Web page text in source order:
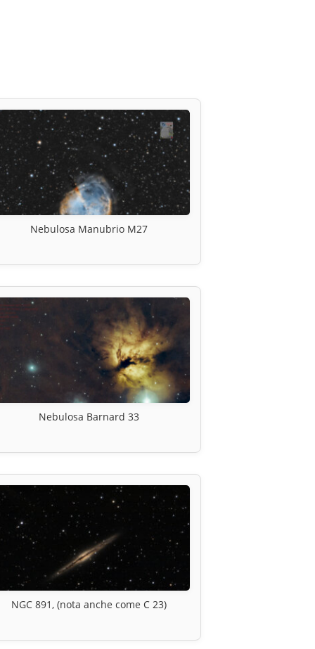
Nebulosa Manubrio M27
Nebulosa Barnard 33
NGC 891, (nota anche come C 23)